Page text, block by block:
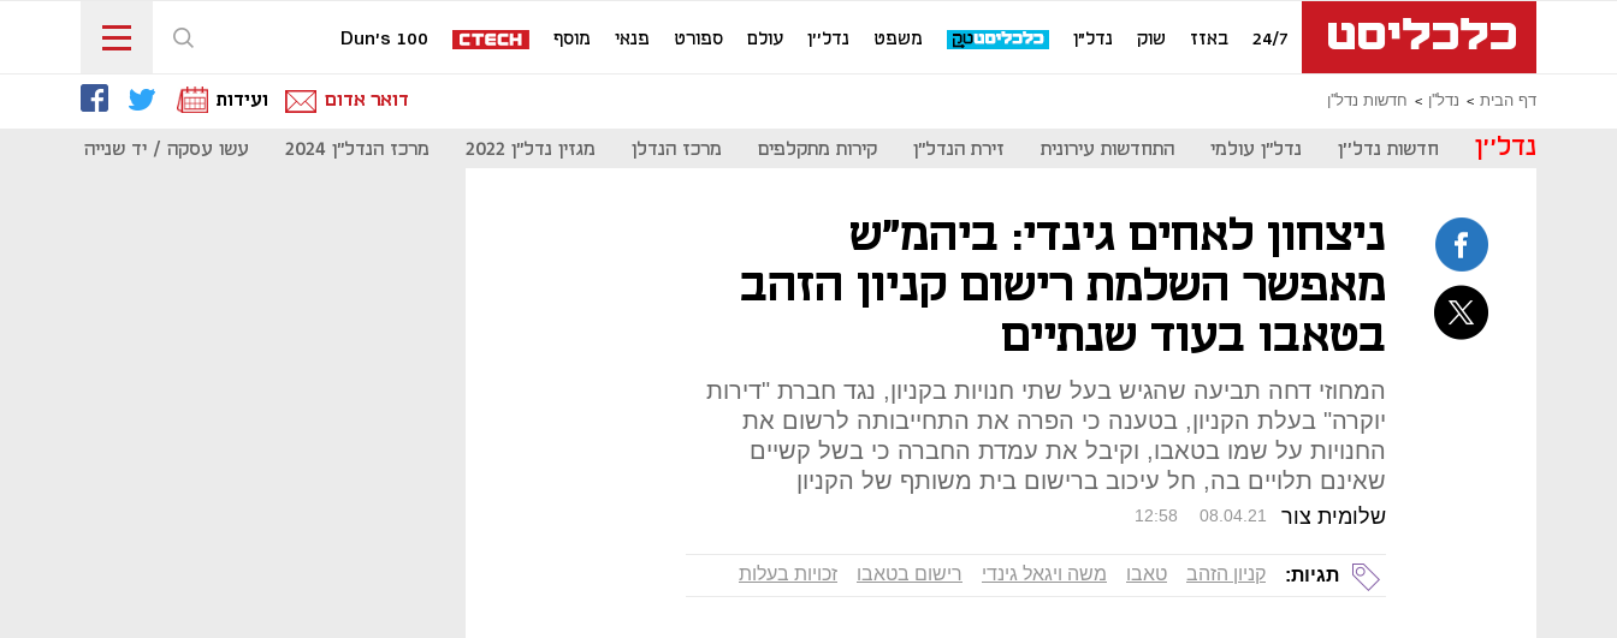
24/7 באזז שוק נדל"ן משפט נדל''ן עולם ספורט פנאי מוסף Dun's 100
דף הבית נדל''ן חדשות נדל''ן דואר אדום ועידות
נדל''ן חדשות נדל''ן נדל"ן עולמי התחדשות עירונית זירת הנדל"ן קירות מתקלפים מרכז הנדלן מגזין נדל"ן 2022 מרכז הנדל"ן 2024 עשו עסקה / יד שנייה
ניצחון לאחים גינדי: ביהמ"ש
מאפשר השלמת רישום קניון הזהב
בטאבו בעוד שנתיים
המחוזי דחה תביעה שהגיש בעל שתי חנויות בקניון, נגד חברת "דירות
יוקרה" בעלת הקניון, בטענה כי הפרה את התחייבותה לרשום את
החנויות על שמו בטאבו, וקיבל את עמדת החברה כי בשל קשיים
שאינם תלויים בה, חל עיכוב ברישום בית משותף של הקניון
שלומית צור 12:58 08.04.21
תגיות: קניון הזהב טאבו משה ויגאל גינדי רישום בטאבו זכויות בעלות